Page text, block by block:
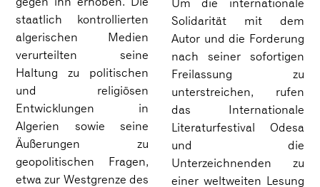
staatlich kontrollierten
algerischen Medien
verurteilten seine
Haltung zu politischen
und religiösen
Entwicklungen in
Algerien sowie seine
Äußerungen zu
geopolitischen Fragen,
etwa zur Westgrenze des
Solidarität mit dem
Autor und die Forderung
nach seiner sofortigen
Freilassung zu
unterstreichen, rufen
das Internationale
Literaturfestival Odesa
und die
Unterzeichnenden zu
einer weltweiten Lesung